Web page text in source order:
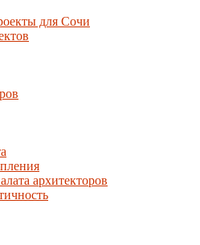
для Сочи
архитекторов